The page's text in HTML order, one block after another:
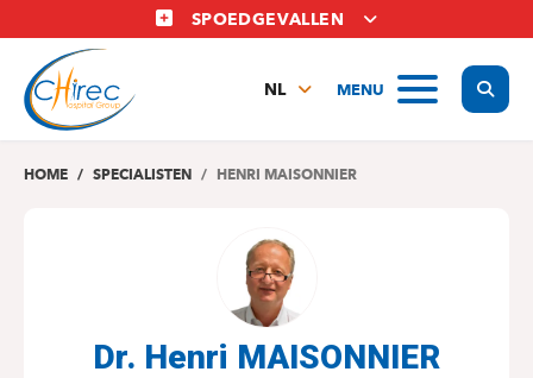
en
naar
inhoud
SPOEDGEVALLEN
MENU
NL
EN
HOME SPECIALISTEN HENRI MAISONNIER
Dr. Henri MAISONNIER